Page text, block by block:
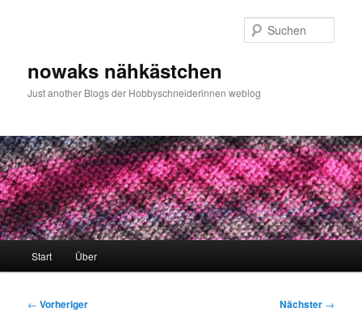
nowaks nähkästchen
Just another Blogs der Hobbyschneiderinnen weblog
Start Über
Beitragsnavigation
← Vorheriger Nächster →